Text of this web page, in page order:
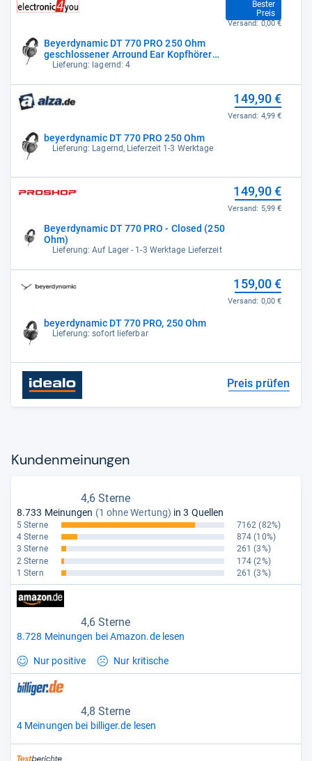
Beyerdynamic DT 770 PRO 250 Ohm
geschlossener Arround Ear Kopfhörer
459.046
Lieferung: lagernd: 4
Bester
Preis
149,00 €
Versand: 0,00 €
beyerdynamic DT 770 PRO 250 Ohm
Lieferung: Lagernd, Lieferzeit 1-3 Werktage
149,90 €
Versand: 4,99 €
Beyerdynamic DT 770 PRO - Closed (250
Ohm)
Lieferung: Auf Lager - 1-3 Werktage Lieferzeit
149,90 €
Versand: 5,99 €
beyerdynamic DT 770 PRO, 250 Ohm
Lieferung: sofort lieferbar
159,00 €
Versand: 0,00 €
Preis prüfen
Kun­den­mei­nun­gen
4,6 Sterne
8.733 Meinungen (1 ohne Wertung) in 3 Quellen
5 Sterne 7162 (82%)
4 Sterne
874 (10%)
3 Sterne
261 (3%)
2 Sterne
174 (2%)
1 Stern
261 (3%)
4,6 Sterne
8.728 Meinungen bei Amazon.de lesen
Nur positive Nur kritische
4,8 Sterne
4 Meinungen bei billiger.de lesen